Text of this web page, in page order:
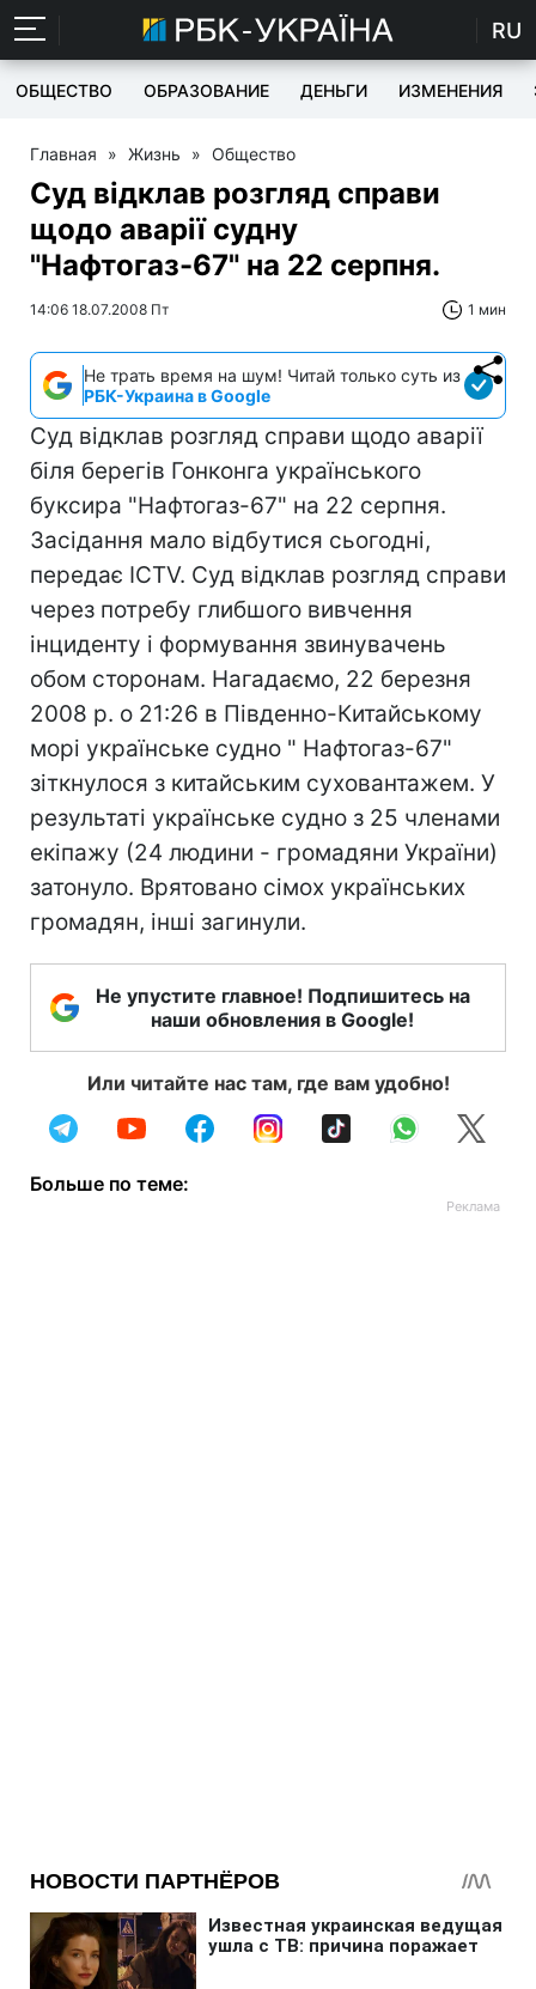
RU
ОБЩЕСТВО ОБРАЗОВАНИЕ ДЕНЬГИ ИЗМЕНЕНИЯ
Главная » Жизнь » Общество
Суд відклав розгляд справи
щодо аварії судну
"Нафтогаз-67" на 22 серпня.
14:06 18.07.2008 Пт 1 мин
Не трать время на шум! Читай только суть из
РБК-Украина в Google
Суд відклав розгляд справи щодо аварії
біля берегів Гонконга українського
буксира "Нафтогаз-67" на 22 серпня.
Засідання мало відбутися сьогодні,
передає ICTV. Суд відклав розгляд справи
через потребу глибшого вивчення
інциденту і формування звинувачень
обом сторонам. Нагадаємо, 22 березня
2008 р. о 21:26 в Південно-Китайському
морі українське судно " Нафтогаз-67"
зіткнулося з китайським суховантажем. У
результаті українське судно з 25 членами
екіпажу (24 людини - громадяни України)
затонуло. Врятовано сімох українських
громадян, інші загинули.
Не упустите главное! Подпишитесь на
наши обновления в Google!
Или читайте нас там, где вам удобно!
Больше по теме: